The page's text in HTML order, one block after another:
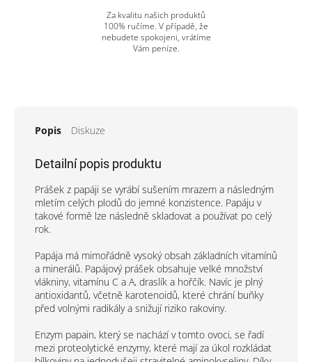
Za kvalitu našich produktů
100% ručíme. V případě, že
nebudete spokojeni, vrátíme
Vám peníze.
Popis Diskuze
Detailní popis produktu
Prášek z papáji se vyrábí sušením mrazem a následným
mletím celých plodů do jemné konzistence. Papáju v
takové formě lze následně skladovat a používat po celý
rok.
Papája má mimořádně vysoký obsah základních vitamínů
a minerálů. Papájový prášek obsahuje velké množství
vlákniny, vitamínu C a A, draslík a hořčík. Navíc je plný
antioxidantů, včetně karotenoidů, které chrání buňky
před volnými radikály a snižují riziko rakoviny.
Enzym papain, který se nachází v tomto ovoci, se řadí
mezi proteolytické enzymy, které mají za úkol rozkládat